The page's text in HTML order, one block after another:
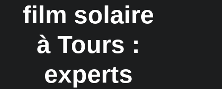
film solaire
à Tours :
experts